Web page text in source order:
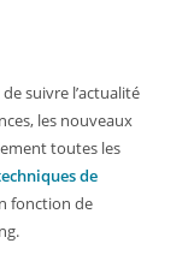
suivre l’actualité
les nouveaux
toutes les
de
fonction de